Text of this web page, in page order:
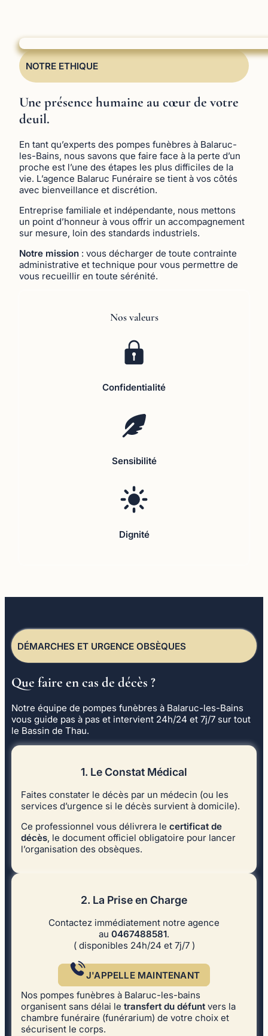
NOTRE ETHIQUE
Une présence humaine au cœur de votre
deuil.
En tant qu’experts des pompes funèbres à Balaruc-
les-Bains, nous savons que faire face à la perte d’un
proche est l’une des étapes les plus difficiles de la
vie. L’agence Balaruc Funéraire se tient à vos côtés
avec bienveillance et discrétion.
Entreprise familiale et indépendante, nous mettons
un point d’honneur à vous offrir un accompagnement
sur mesure, loin des standards industriels.
Notre mission : vous décharger de toute contrainte
administrative et technique pour vous permettre de
vous recueillir en toute sérénité.
Nos valeurs
Confidentialité
Sensibilité
Dignité
DÉMARCHES ET URGENCE OBSÈQUES
Que faire en cas de décès ?
Notre équipe de pompes funèbres à Balaruc-les-Bains
vous guide pas à pas et intervient 24h/24 et 7j/7 sur tout
le Bassin de Thau.
1. Le Constat Médical
Faites constater le décès par un médecin (ou les
services d’urgence si le décès survient à domicile).
Ce professionnel vous délivrera le certificat de
décès, le document officiel obligatoire pour lancer
l’organisation des obsèques.
2. La Prise en Charge
Contactez immédiatement notre agence
au 0467488581.
( disponibles 24h/24 et 7j/7 )
J'APPELLE MAINTENANT
Nos pompes funèbres à Balaruc-les-bains
organisent sans délai le transfert du défuntvers la
chambre funéraire (funérarium) de votre choix et
sécurisent le corps.